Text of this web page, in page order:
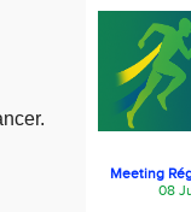
Meeting
08